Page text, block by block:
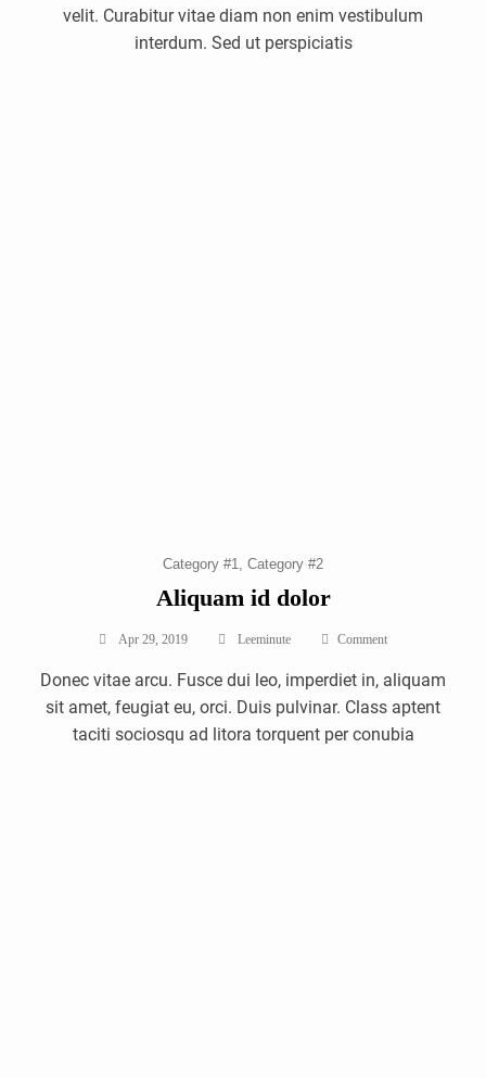
velit. Curabitur vitae diam non enim vestibulum
interdum. Sed ut perspiciatis
Category #1 Category #2
Aliquam id dolor
Apr 29, 2019 Leeminute CommentOn
Id
Dolor
Donec vitae arcu. Fusce dui leo, imperdiet in, aliquam
sit amet, feugiat eu, orci. Duis pulvinar. Class aptent
taciti sociosqu ad litora torquent per conubia